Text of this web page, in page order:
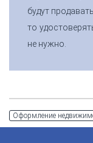
будут
то
не нужно.
Оформление